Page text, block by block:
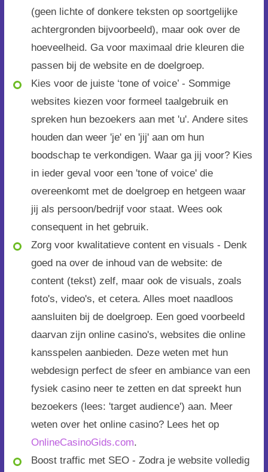
(geen lichte of donkere teksten op soortgelijke
achtergronden bijvoorbeeld), maar ook over de
hoeveelheid. Ga voor maximaal drie kleuren die
passen bij de website en de doelgroep.
Kies voor de juiste ‘tone of voice’ - Sommige
websites kiezen voor formeel taalgebruik en
spreken hun bezoekers aan met 'u'. Andere sites
houden dan weer 'je' en 'jij' aan om hun
boodschap te verkondigen. Waar ga jij voor? Kies
in ieder geval voor een 'tone of voice' die
overeenkomt met de doelgroep en hetgeen waar
jij als persoon/bedrijf voor staat. Wees ook
consequent in het gebruik.
Zorg voor kwalitatieve content en visuals - Denk
goed na over de inhoud van de website: de
content (tekst) zelf, maar ook de visuals, zoals
foto's, video's, et cetera. Alles moet naadloos
aansluiten bij de doelgroep. Een goed voorbeeld
daarvan zijn online casino's, websites die online
kansspelen aanbieden. Deze weten met hun
webdesign perfect de sfeer en ambiance van een
fysiek casino neer te zetten en dat spreekt hun
bezoekers (lees: 'target audience') aan. Meer
weten over het online casino? Lees het op
OnlineCasinoGids.com.
Boost traffic met SEO - Zodra je website volledig